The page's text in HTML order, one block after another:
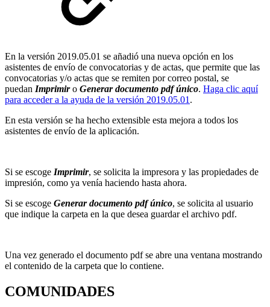
En la versión 2019.05.01 se añadió una nueva opción en los
asistentes de envío de convocatorias y de actas, que permite que las
convocatorias y/o actas que se remiten por correo postal, se
puedan Imprimiro Generar documento pdf único. Haga clic aquí
para acceder a la ayuda de la versión 2019.05.01 .
En esta versión se ha hecho extensible esta mejora a todos los
asistentes de envío de la aplicación.
Si se escoge Imprimir, se solicita la impresora y las propiedades de
impresión, como ya venía haciendo hasta ahora.
Si se escoge Generar documento pdf único, se solicita al usuario
que indique la carpeta en la que desea guardar el archivo pdf.
Una vez generado el documento pdf se abre una ventana mostrando
el contenido de la carpeta que lo contiene.
COMUNIDADES